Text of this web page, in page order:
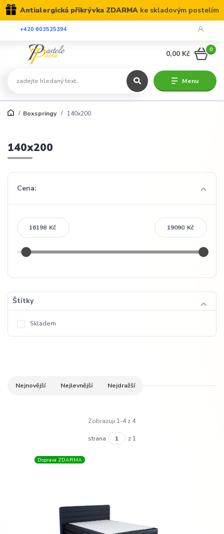
Antialergická přikrývka ZDARMAke skladovým postelím
Menu
+420 603525394
0
0,00 Kč
Boxspringy 140x200
140x200
Cena:
Kč Kč
Štítky
Skladem
Nejnovější Nejlevnější Nejdražší
Zobrazuji 1-4 z 4
strana z 1
Doprava ZDARMA